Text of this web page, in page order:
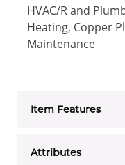
HVAC/R and
Heating, Copper
Maintenance
Item Features
Attributes